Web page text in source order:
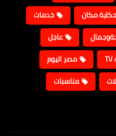
حكاية مكان
خدمات
عاجل
مصر اليوم
مناسبات